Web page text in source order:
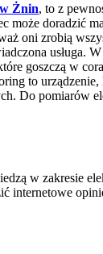
Żnin, to z
doradzić
oni zrobią
goszczą w
to
Do
w zakresie
internetowe